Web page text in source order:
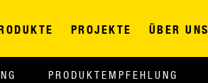
PROJEKTE ÜBER UNS
PRODUKTEMPFEHLUNG